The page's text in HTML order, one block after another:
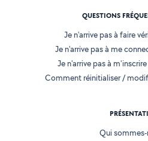
QUESTIONS
Je n'arrive pas à faire
Je n'arrive pas à me
Je n'arrive pas à
Comment réinitialiser /
Qui sommes-